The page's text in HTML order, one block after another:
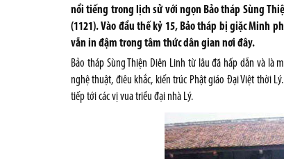
nổi tiếng trong lịch sử với ngọn Bảo tháp Sùng
(1121). Vào đầu thế kỷ 15, Bảo tháp bị giặc Minh
vẫn in đậm trong tâm thức dân gian nơi đây.
Bảo tháp Sùng Thiện Diên Linh từ lâu đã hấp dẫn và
nghệ thuật, điêu khắc, kiến trúc Phật giáo Đại Việt thời
tiếp tới các vị vua triều đại nhà Lý.